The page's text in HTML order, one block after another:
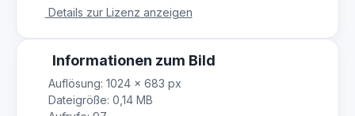
Details zur Lizenz anzeigen
Informationen zum Bild
Auflösung: 1024 × 683 px
Dateigröße: 0,14 MB